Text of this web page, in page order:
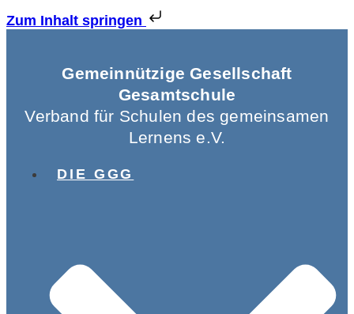
Zum Inhalt springen
Gemeinnützige Gesellschaft
Gesamtschule
Verband für Schulen des gemeinsamen
Lernens e.V.
DIE GGG